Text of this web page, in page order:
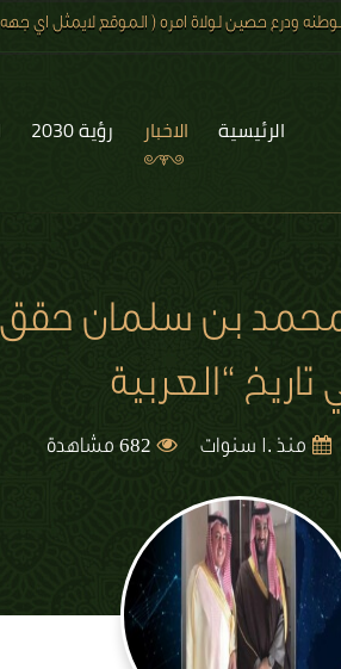
ودرع حصين لولاة امره ( الموقع لايمثل اي
الرئيسية الاخبار رؤية 2030
بن سلمان
تاريخ “العربية
منذ 10 سنوات 682 مشاهدة